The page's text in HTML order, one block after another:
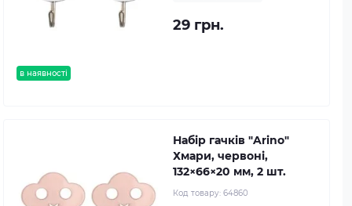
в наявності
29 грн.
Набір гачків "Arino"
Хмари, червоні,
132×66×20 мм, 2 шт.
Код товару: 64860